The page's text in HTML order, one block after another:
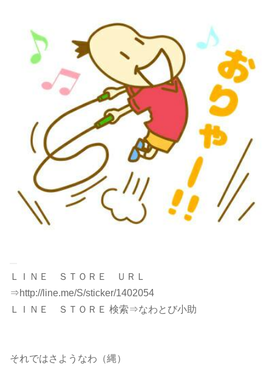
ＬＩＮＥ ＳＴＯＲＥ ＵＲＬ
⇒http://line.me/S/sticker/1402054
ＬＩＮＥ ＳＴＯＲＥ 検索⇒なわとび小助
それではさようなわ（縄）